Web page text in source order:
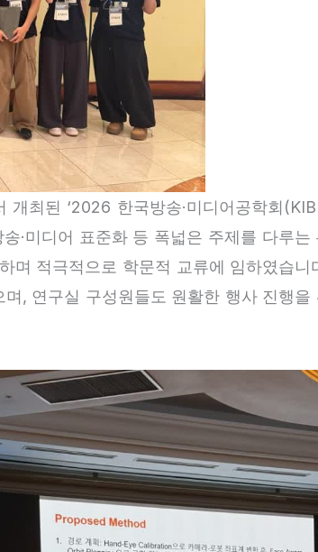
최된 ‘2026 한국방송·미디어공학회
·미디어 표준화 등 폭넓은 주제를 다루는
적극적으로 학문적 교류에 임하였습니
, 연구실 구성원들도 원활한 행사 진행을